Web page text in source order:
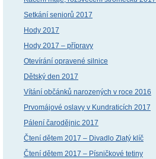
Setkání seniorů 2017
Hody 2017
Hody 2017 – přípravy
Otevírání opravené silnice
Dětský den 2017
Vítání občánků narozených v roce 2016
Prvomájové oslavy v Kundraticích 2017
Pálení čarodějnic 2017
Čtení dětem 2017 – Divadlo Zlatý klíč
Čtení dětem 2017 – Písničkové tetiny